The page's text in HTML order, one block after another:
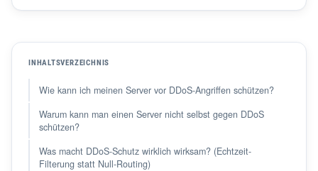
INHALTSVERZEICHNIS
Wie kann ich meinen Server vor DDoS-Angriffen schützen?
Warum kann man einen Server nicht selbst gegen DDoS
schützen?
Was macht DDoS-Schutz wirklich wirksam? (Echtzeit-
Filterung statt Null-Routing)